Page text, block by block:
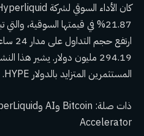
294.19 مليون دولار. يشير
المستثمرين المتزايد بالدولار HYPE.
Accelerator